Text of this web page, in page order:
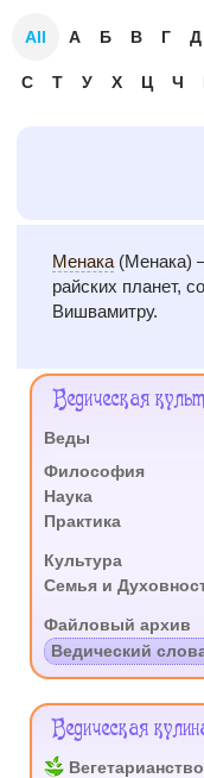
All А Б В Г Д
С Т У Х Ц Ч
Менака (Менака)
райских планет,
Вишвамитру.
Меню Ведическая
Веды
Философия
Наука
Практика
Культура
Семья и
Файловый архив
Ведический
Ведическая
Вегетарианство